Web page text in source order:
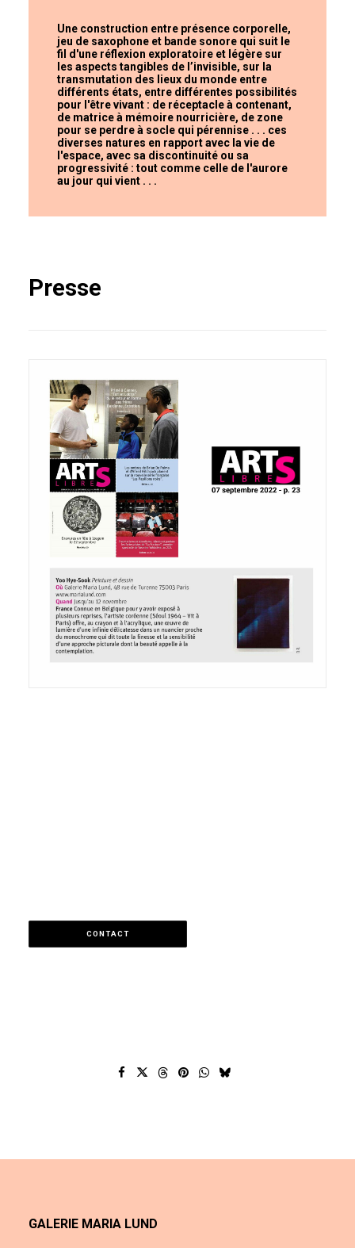
Une construction entre présence corporelle,
jeu de saxophone et bande sonore qui suit le
fil d'une réflexion exploratoire et légère sur
les aspects tangibles de l’invisible, sur la
transmutation des lieux du monde entre
différents états, entre différentes possibilités
pour l'être vivant : de réceptacle à contenant,
de matrice à mémoire nourricière, de zone
pour se perdre à socle qui pérennise . . . ces
diverses natures en rapport avec la vie de
l'espace, avec sa discontinuité ou sa
progressivité : tout comme celle de l'aurore
au jour qui vient . . .
Presse
CONTACT
GALERIE MARIA LUND